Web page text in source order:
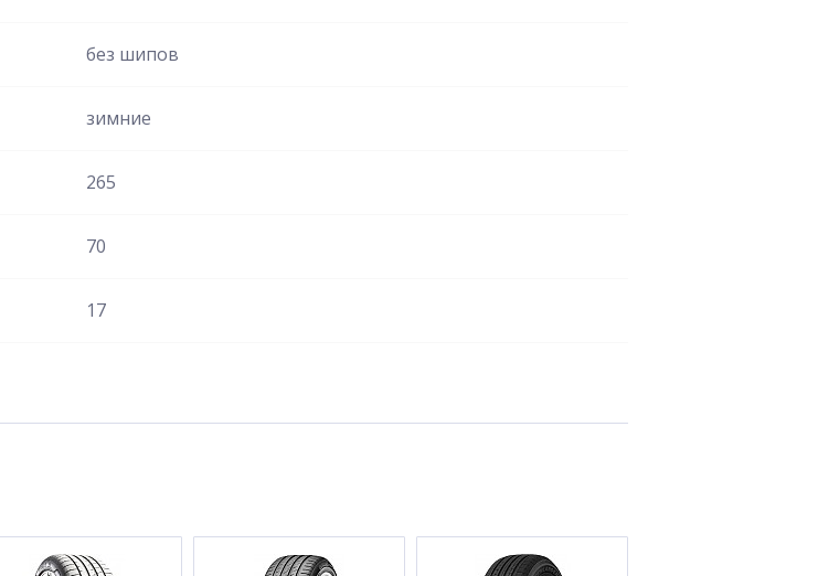
без шипов
зимние
265
70
17